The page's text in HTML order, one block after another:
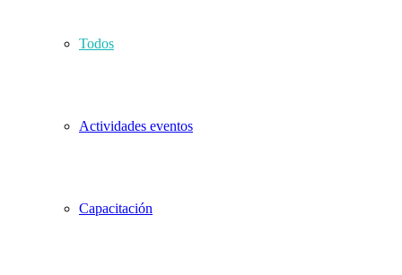
Todos
Actividades eventos
Capacitación